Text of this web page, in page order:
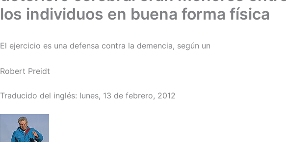
los individuos en buena forma física
El ejercicio es una defensa contra la demencia, según un
Robert Preidt
Traducido del inglés: lunes, 13 de febrero, 2012